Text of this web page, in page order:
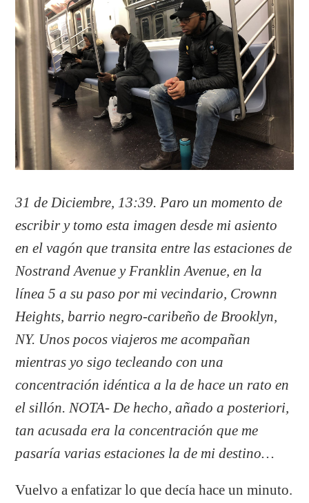
31 de Diciembre, 13:39. Paro un momento de
escribir y tomo esta imagen desde mi asiento
en el vagón que transita entre las estaciones de
Nostrand Avenue y Franklin Avenue, en la
línea 5 a su paso por mi vecindario, Crownn
Heights, barrio negro-caribeño de Brooklyn,
NY. Unos pocos viajeros me acompañan
mientras yo sigo tecleando con una
concentración idéntica a la de hace un rato en
el sillón. NOTA- De hecho, añado a posteriori,
tan acusada era la concentración que me
pasaría varias estaciones la de mi destino…
Vuelvo a enfatizar lo que decía hace un minuto.